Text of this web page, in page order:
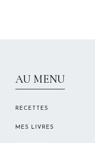
AU MENU
RECETTES
MES LIVRES